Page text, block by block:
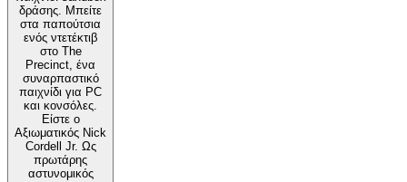
δράσης. Μπείτε
στα παπούτσια
ενός ντετέκτιβ
στο The
Precinct, ένα
συναρπαστικό
παιχνίδι για PC
και κονσόλες.
Είστε ο
Αξιωματικός Nick
Cordell Jr. Ως
πρωτάρης
αστυνομικός